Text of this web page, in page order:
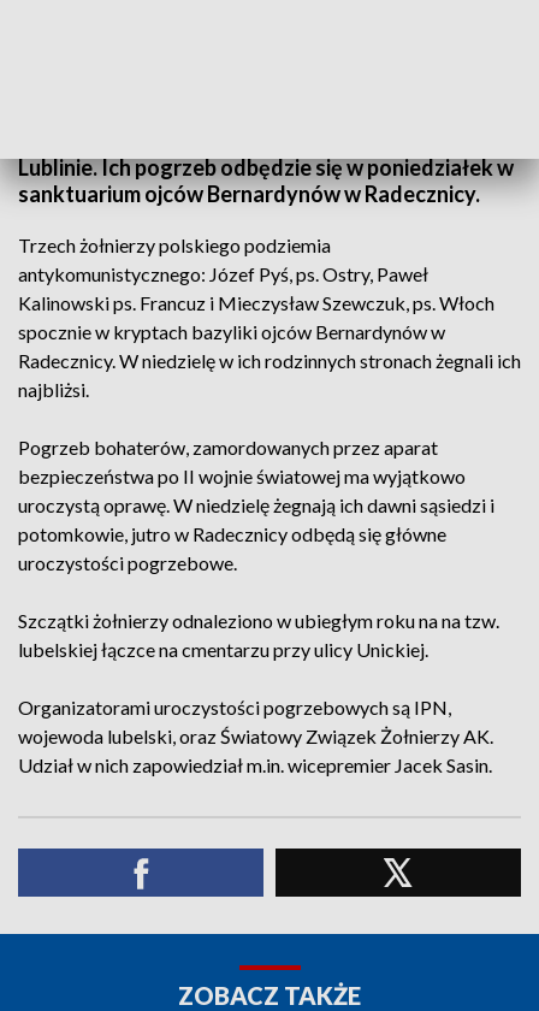
Lublinie. Ich pogrzeb odbędzie się w poniedziałek w
sanktuarium ojców Bernardynów w Radecznicy.
Trzech żołnierzy polskiego podziemia
antykomunistycznego: Józef Pyś, ps. Ostry, Paweł
Kalinowski ps. Francuz i Mieczysław Szewczuk, ps. Włoch
spocznie w kryptach bazyliki ojców Bernardynów w
Radecznicy. W niedzielę w ich rodzinnych stronach żegnali ich
najbliżsi.
Pogrzeb bohaterów, zamordowanych przez aparat
bezpieczeństwa po II wojnie światowej ma wyjątkowo
uroczystą oprawę. W niedzielę żegnają ich dawni sąsiedzi i
potomkowie, jutro w Radecznicy odbędą się główne
uroczystości pogrzebowe.
Szczątki żołnierzy odnaleziono w ubiegłym roku na na tzw.
lubelskiej łączce na cmentarzu przy ulicy Unickiej.
Organizatorami uroczystości pogrzebowych są IPN,
wojewoda lubelski, oraz Światowy Związek Żołnierzy AK.
Udział w nich zapowiedział m.in. wicepremier Jacek Sasin.
ZOBACZ TAKŻE